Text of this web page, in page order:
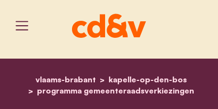
home
vlaams-brabant
kapelle-op-den-bos
programma gemeenteraadsverkiezingen
leefbare en